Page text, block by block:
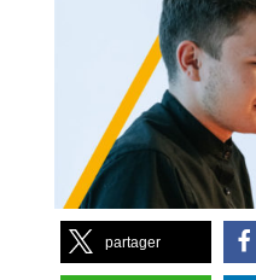
partager